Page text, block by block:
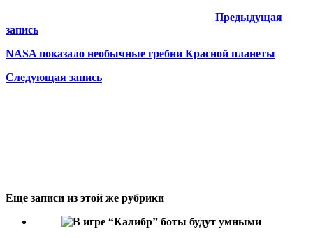
Предыдущая
запись
NASA показало необычные гребни Красной планеты
Следующая запись
Еще записи из этой же рубрики